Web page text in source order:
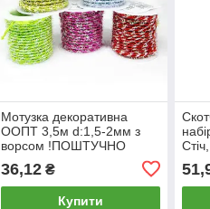
Мотузка декоративна
ООПТ 3,5м d:1,5-2мм з
ворсом !ПОШТУЧНО
36,12₴
Купити